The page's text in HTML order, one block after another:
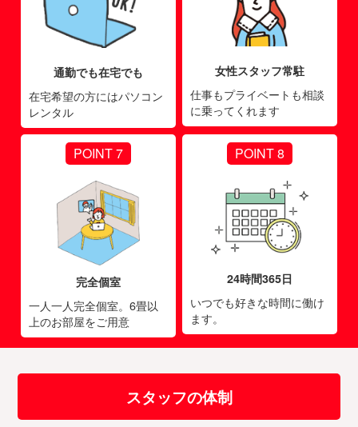
通勤でも在宅でも
在宅希望の方にはパソコン
レンタル
女性スタッフ常駐
仕事もプライベートも相談
に乗ってくれます
POINT 7
完全個室
一人一人完全個室。6畳以
上のお部屋をご用意
POINT 8
24時間365日
いつでも好きな時間に働け
ます。
スタッフの体制